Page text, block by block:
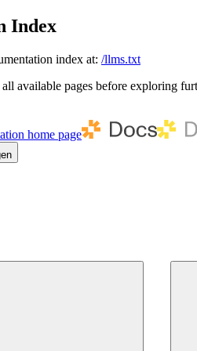
Index
index at: /llms.txt
available pages before exploring
home page